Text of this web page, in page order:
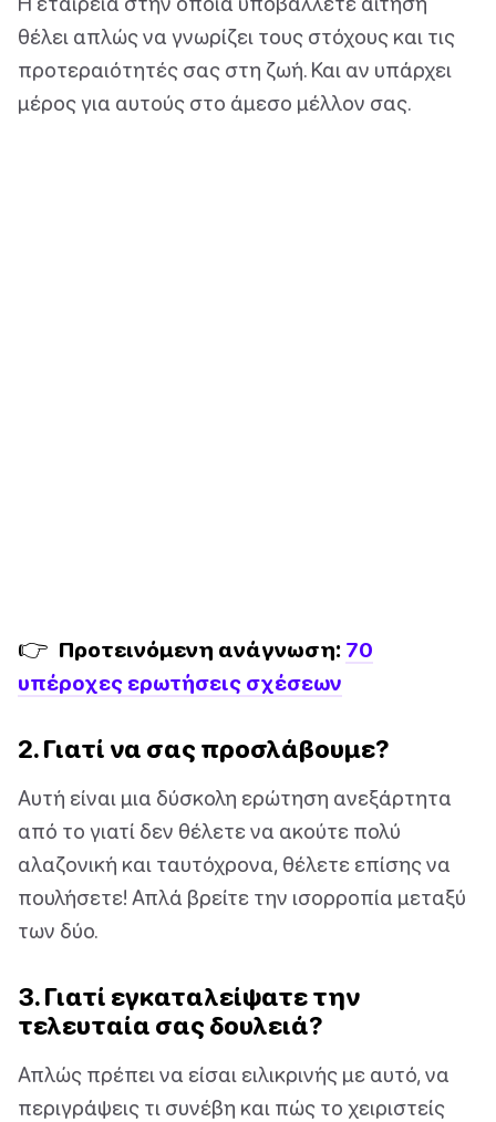
θέλει απλώς να γνωρίζει τους στόχους και τις
προτεραιότητές σας στη ζωή. Και αν υπάρχει
μέρος για αυτούς στο άμεσο μέλλον σας.
👉 Προτεινόμενη ανάγνωση: 70
υπέροχες ερωτήσεις σχέσεων
2. Γιατί να σας προσλάβουμε?
Αυτή είναι μια δύσκολη ερώτηση ανεξάρτητα
από το γιατί δεν θέλετε να ακούτε πολύ
αλαζονική και ταυτόχρονα, θέλετε επίσης να
πουλήσετε! Απλά βρείτε την ισορροπία μεταξύ
των δύο.
3. Γιατί εγκαταλείψατε την
τελευταία σας δουλειά?
Απλώς πρέπει να είσαι ειλικρινής με αυτό, να
περιγράψεις τι συνέβη και πώς το χειριστείς